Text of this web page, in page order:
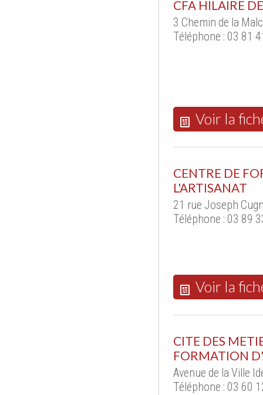
CFA HILAIRE
3 Chemin de la
Téléphone : 03 81
Voir la
CENTRE DE
L'ARTISANAT
21 rue Joseph
Téléphone : 03 89
Voir la
CITE DES
FORMATION
Avenue de la Ville
Téléphone : 03 60